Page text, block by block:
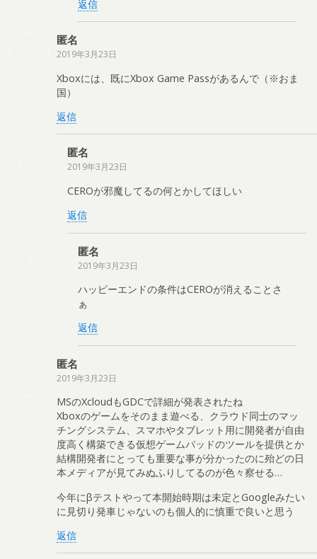
返信
匿名
2019年3月23日
Xboxには、既にXbox Game Passがあるんで（※おま
国）
返信
匿名
2019年3月23日
CEROが邪魔してるの何とかしてほしい
返信
匿名
2019年3月23日
ハッピーエンドの条件はCEROが消えることさ
ぁ
返信
匿名
2019年3月23日
MSのXcloudもGDCで詳細が発表されたね
Xboxのゲームをそのまま遊べる、クラウド同士のマッ
チングシステム、スマホやタブレット用に開発者が自由
度高く構築できる仮想ゲームパッドのツールを提供とか
結構開発者にとっても重要な事が分かったのに殆どの日
本メディアが見てみぬふりしてるのが色々察せる…
今年にβテストやって本開始時期は未定とGoogleみたい
に見切り発車じゃないのも個人的に慎重で良いと思う
返信